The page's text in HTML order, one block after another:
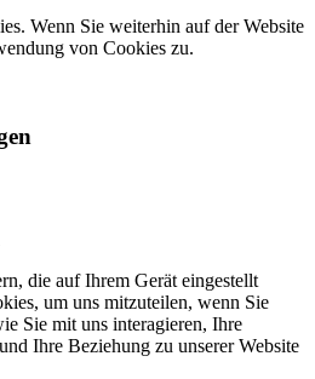
Wenn Sie weiterhin auf der Website
von Cookies zu.
die auf Ihrem Gerät eingestellt
um uns mitzuteilen, wenn Sie
Sie mit uns interagieren, Ihre
Ihre Beziehung zu unserer Website